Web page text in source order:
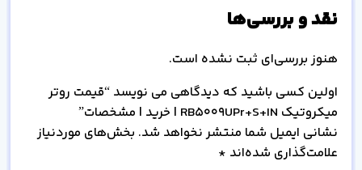
نقد و بررسی‌ها
هنوز بررسی‌ای ثبت نشده است.
اولین کسی باشید که دیدگاهی می نویسد “قیمت روتر
میکروتیک RB5009UPr+S+IN | خرید | مشخصات”
نشانی ایمیل شما منتشر نخواهد شد. بخش‌های موردنیاز
علامت‌گذاری شده‌اند *